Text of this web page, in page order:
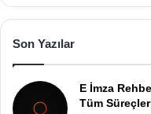
Son Yazılar
E İmza
Tüm Süreçler